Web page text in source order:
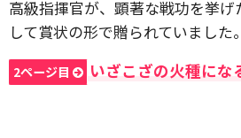
高級指揮官が、顕著な戦功を挙
して賞状の形で贈られていました。
2ページ目 いざこざの火種にな